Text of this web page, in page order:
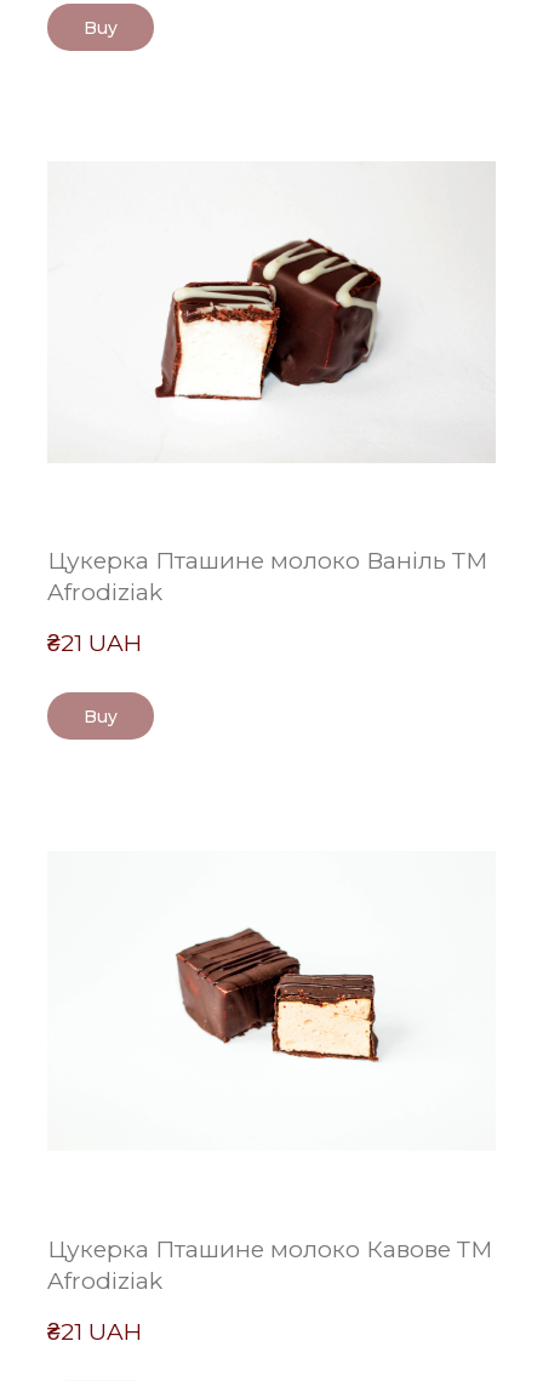
Buy
Цукерка Пташине молоко Ваніль ТМ
Afrodiziak
₴21 UAH
Buy
Цукерка Пташине молоко Кавове ТМ
Afrodiziak
₴21 UAH